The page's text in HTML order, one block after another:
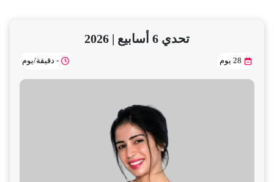
تحدي 6 أسابيع | 2026
28 يوم - دقيقة/يوم